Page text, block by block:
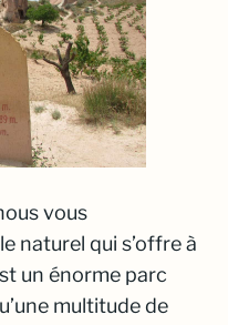
vous
naturel qui s’offre à
un énorme parc
multitude de